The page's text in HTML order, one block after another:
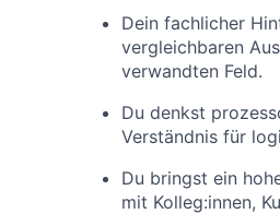
Dein fachlicher
vergleichbaren
verwandten Feld.
Du denkst
Verständnis für
Du bringst ein
mit Kolleg:innen,